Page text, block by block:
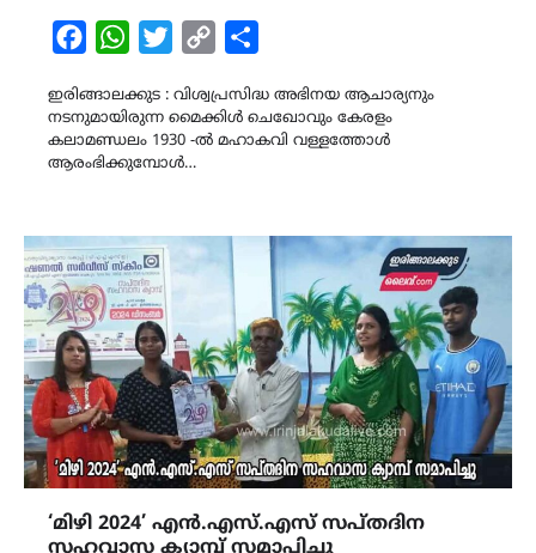
FacebookWhatsAppTwitterCopy
ഇരിങ്ങാലക്കുട : വിശ്വപ്രസിദ്ധ അഭിനയ ആചാര്യനും
നടനുമായിരുന്ന മൈക്കിൾ ചെഖോവും കേരളം
കലാമണ്ഡലം 1930 -ൽ മഹാകവി വള്ളത്തോൾ
ആരംഭിക്കുമ്പോൾ…
‘മിഴി 2024’ എൻ.എസ്.എസ് സപ്തദിന
സഹവാസ ക്യാമ്പ് സമാപിച്ചു